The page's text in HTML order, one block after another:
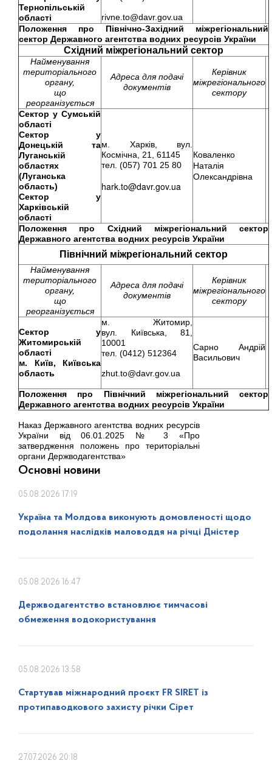
Тернопільській
області
rivne.to@davr.gov.ua
Положення про
Північно-Західний міжрегіональний
сектор Державного агентства водних ресурсів України
Східний міжрегіональний сектор
Найменування
територіального
органу,
що
реорганізується
Адреса для подачі
документів
Керівник
міжрегіонального
сектору
Сектор у Сумській
області
Сектор у
Донецькій та
Луганській
областях
(Луганська
область)
Сектор у
Харківській
області
м. Харків, вул.
Космічна, 21, 61145
тел. (057) 701 25 80
hark.to@davr.gov.ua
Коваленко
Наталія
Олександрівна
Положення про Східний
міжрегіональний сектор
Державного агентства водних ресурсів України
Північний міжрегіональний сектор
Найменування
територіального
органу,
що
реорганізується
Адреса для подачі
документів
Керівник
міжрегіонального
сектору
Сектор у
Житомирській
області
м. Київ, Київська
область
м. Житомир,
вул. Київська, 81,
10001
тел. (0412) 512364
zhut.to@davr.gov.ua
Сарно Андрій
Васильович
Положення про Північний міжрегіональний сектор
Державного агентства водних ресурсів України
Наказ Державного агентства водних ресурсів
України від 06.01.2025 № 3 «Про
затвердження положень про територіальні
органи Держводагентства»
Основні новини
05.08.2026 17:19
Україна та Молдова виконують домовленості щодо
подолання наслідків маловоддя на річці Дністер
05.08.2026 16:47
Держводагентство встановлює тимчасові
обмеження водокористування
05.08.2026 13:58
Стартував міжнародний проєкт FR SIRET із
протипаводкового захисту річки Сірет
27.07.2026 20:18